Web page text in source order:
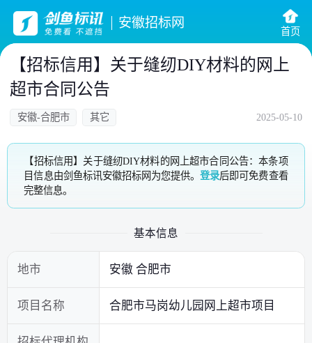
安徽招标网
首页
【招标信用】关于缝纫DIY材料的网上
超市合同公告
安徽-合肥市 其它 2025-05-10
【招标信用】关于缝纫DIY材料的网上超市合同公告：本条项
目信息由剑鱼标讯安徽招标网为您提供。登录后即可免费查看
完整信息。
基本信息
地市 安徽 合肥市
项目名称 合肥市马岗幼儿园网上超市项目